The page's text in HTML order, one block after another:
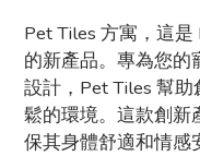
Pet Tiles 方寓，這是
的新產品。專為您
設計，Pet Tiles 幫
鬆的環境。這款創新
保其身體舒適和情感